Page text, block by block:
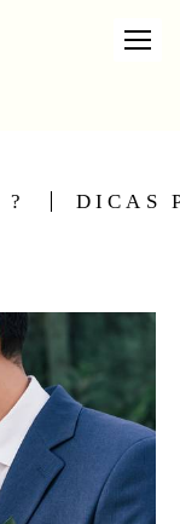
? DICAS